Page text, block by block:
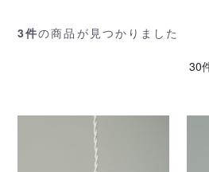
3件の商品が見つかりました